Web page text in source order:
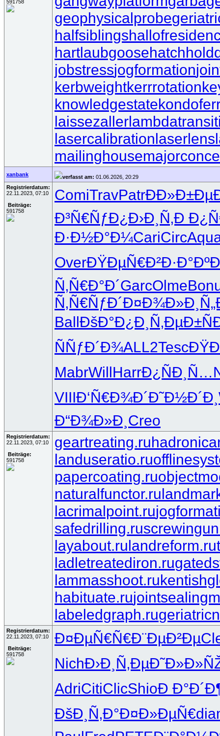
591758
geophysicalprobe
halfsiblings
hartlaubgoose
jobstressjogformation
kerbweightkerrrotation
knowledgestate
laissezaller
lasercalibrationlaserlens
mailinghouse
xanbank verfasst am: 01.06.2026, 20:29
Registrierdatum:
22.11.2023, 07:10
Beiträge:
591758
ComiTravPatrÐÐ»Ð±Ðµ
Ð³Ñ€ÑƒÐ¿Ð›Ð¸Ñ‚Ð
Ð·Ð½Ð°Ð¼CariCirc
OverÐŸÐµÑ€Ð²
Ñ‚Ñ€Ð°Ð´GarcOlme
Ñ‚Ñ€ÑƒÐ´Ð¤Ð¾Ð»Ð¸
BallÐšÐ°Ð¿Ð¸ Ñ‚ÐµÐ±Ñ
ÑÑƒÐ´Ð¾ALL2Tesc
MabrWillHarrÐ¿ÑÐ¸Ñ…
VIIIÐ‘Ñ€Ð¾Ð´Ð˜Ð½Ð´Ð¸
Ð“Ð¾Ð»Ð¸ Creo
Registrierdatum:
22.11.2023, 07:10
Beiträge:
591758
geartreating.ru
landuseratio.ru
papercoating.ru
naturalfunctor.ru
lacrimalpoint.ru
safedrilling.ru
layabout.rulandreform.ru
ladletreatediron.ru
lammasshoot.ru
habituate.ru
labeledgraph.ru
Registrierdatum:
22.11.2023, 07:10
Beiträge:
591758
Ð¤ÐµÑ€Ñ€Ð¨ÐµÐ²Ðµ
NichÐ›Ð¸Ñ‚Ðµ
AdriCitiClicShioÐ
ÐšÐ¸Ñ‚Ð°Ð¤Ð»ÐµÑ€